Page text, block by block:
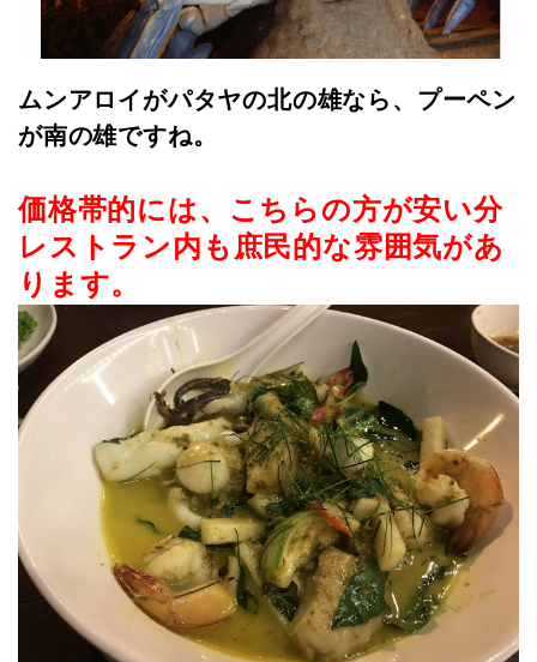
ムンアロイがパタヤの北の雄なら、プーペン
が南の雄ですね。
価格帯的には、こちらの方が安い分
レストラン内も庶民的な雰囲気があ
ります。